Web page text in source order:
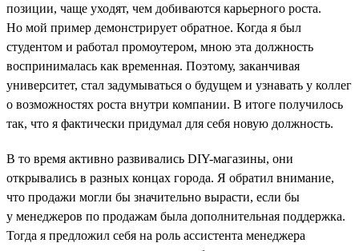
позиции, чаще уходят, чем добиваются карьерного роста.
Но мой пример демонстрирует обратное. Когда я был
студентом и работал промоутером, мною эта должность
воспринималась как временная. Поэтому, заканчивая
университет, стал задумываться о будущем и узнавать у коллег
о возможностях роста внутри компании. В итоге получилось
так, что я фактически придумал для себя новую должность.
В то время активно развивались DIY-магазины, они
открывались в разных концах города. Я обратил внимание,
что продажи могли бы значительно вырасти, если бы
у менеджеров по продажам была дополнительная поддержка.
Тогда я предложил себя на роль ассистента менеджера